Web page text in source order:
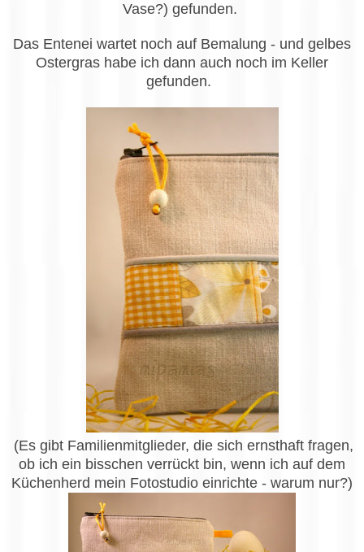
Vase?) gefunden.
Das Entenei wartet noch auf Bemalung - und gelbes
Ostergras habe ich dann auch noch im Keller
gefunden.
(Es gibt Familienmitglieder, die sich ernsthaft fragen,
ob ich ein bisschen verrückt bin, wenn ich auf dem
Küchenherd mein Fotostudio einrichte - warum nur?)